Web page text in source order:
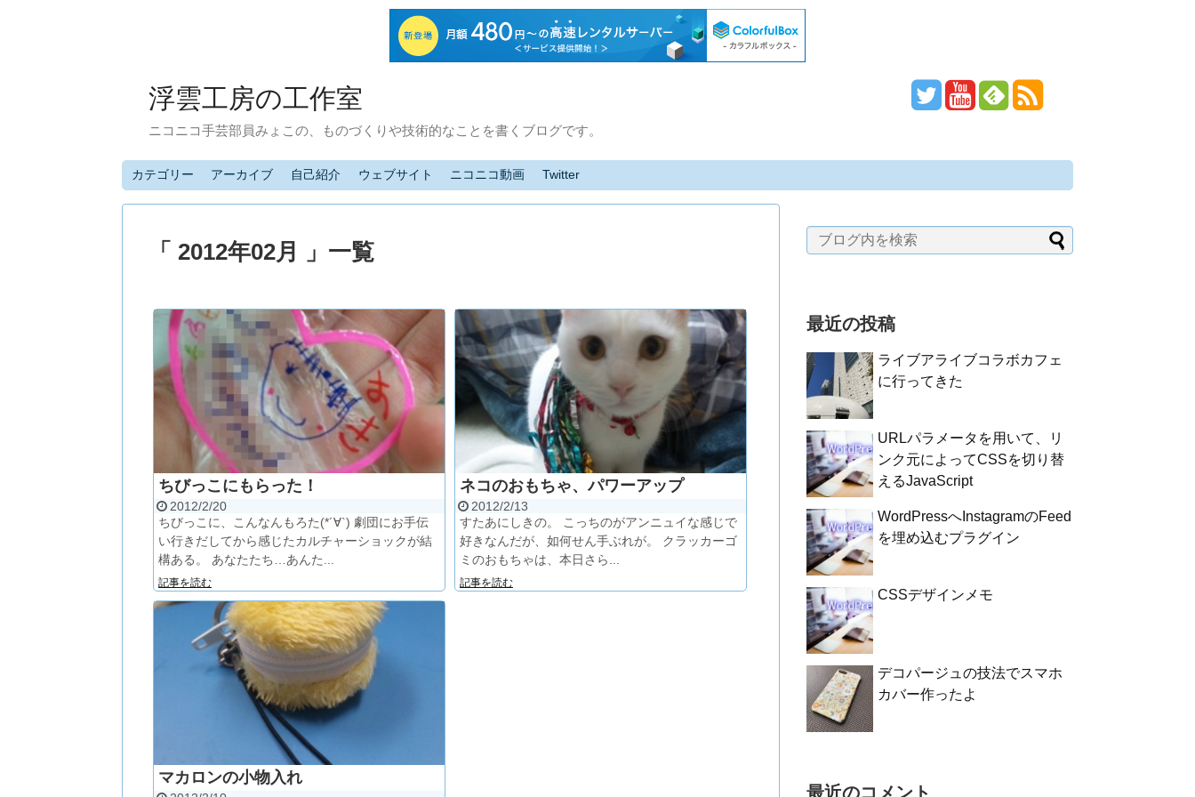
浮雲工房の工作室
ニコニコ手芸部員みょこの、ものづくりや技術的なことを書くブログです。
カテゴリー アーカイブ 自己紹介 ウェブサイト ニコニコ動画 Twitter
「 2012年02月 」一覧
ちびっこにもらった！
2012/2/20
ちびっこに、こんなんもろた(*´∀`) 劇団にお手伝
い行きだしてから感じたカルチャーショックが結
構ある。 あなたたち…あんた...
記事を読む
ネコのおもちゃ、パワーアップ
2012/2/13
すたあにしきの。 こっちのがアンニュイな感じで
好きなんだが、如何せん手ぶれが。 クラッカーゴ
ミのおもちゃは、本日さら...
記事を読む
マカロンの小物入れ
最近の投稿
ライブアライブコラボカフェ
に行ってきた
URLパラメータを用いて、リ
ンク元によってCSSを切り替
えるJavaScript
WordPressへInstagramのFeed
を埋め込むプラグイン
CSSデザインメモ
デコパージュの技法でスマホ
カバー作ったよ
最近のコメント